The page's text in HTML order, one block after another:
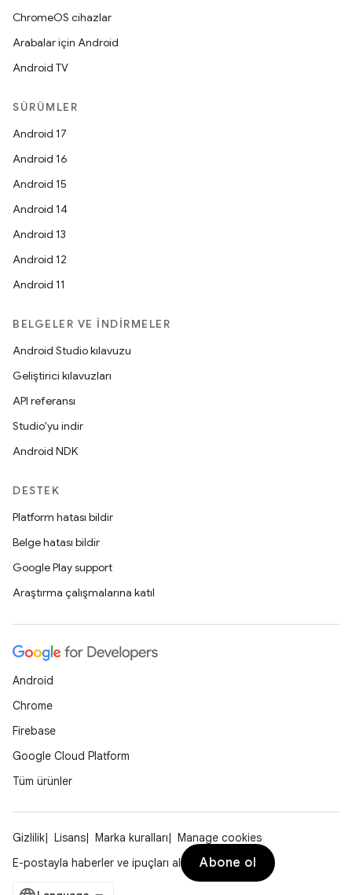
ChromeOS cihazlar
Arabalar için Android
Android TV
SÜRÜMLER
Android 17
Android 16
Android 15
Android 14
Android 13
Android 12
Android 11
BELGELER VE İNDIRMELER
Android Studio kılavuzu
Geliştirici kılavuzları
API referansı
Studio'yu indir
Android NDK
DESTEK
Platform hatası bildir
Belge hatası bildir
Google Play support
Araştırma çalışmalarına katıl
Android
Chrome
Firebase
Google Cloud Platform
Tüm ürünler
Gizlilik Lisans Marka kuralları
Manage cookies
E-postayla haberler ve ipuçları al
Abone ol